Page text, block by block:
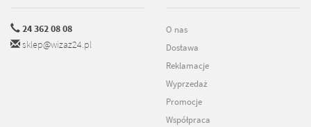
24 362 08 08
sklep@wizaz24.pl
O nas
Dostawa
Reklamacje
Wyprzedaż
Promocje
Współpraca